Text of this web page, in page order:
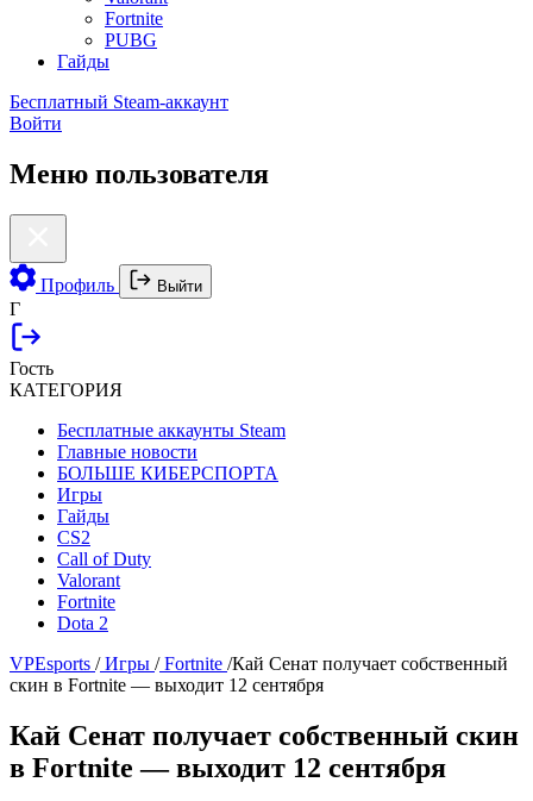
Fortnite
PUBG
Гайды
Бесплатный Steam-аккаунт
Войти
Меню пользователя
Профиль Выйти
Г
Гость
КАТЕГОРИЯ
Бесплатные аккаунты Steam
Главные новости
БОЛЬШЕ КИБЕРСПОРТА
Игры
Гайды
CS2
Call of Duty
Valorant
Fortnite
Dota 2
VPEsports / Игры / Fortnite /Кай Сенат получает собственный
скин в Fortnite — выходит 12 сентября
Кай Сенат получает собственный скин
в Fortnite — выходит 12 сентября